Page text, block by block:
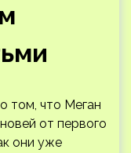
том, что Меган
от первого
они уже